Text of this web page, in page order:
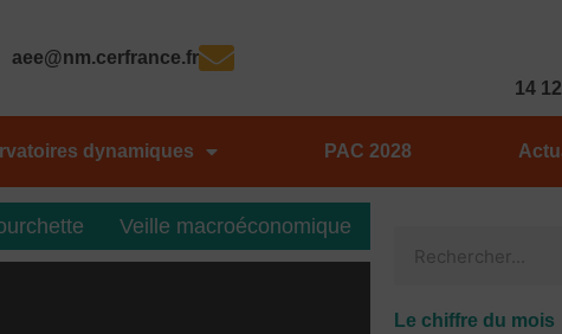
aee@nm.cerfrance.fr
14
dynamiques PAC 2028
Veille macroéconomique
Le chiffre du mois